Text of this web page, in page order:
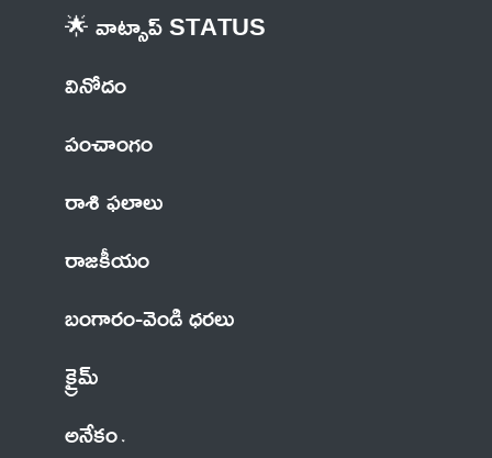
🌟 వాట్సాప్ STATUS
వినోదం
పంచాంగం
రాశి ఫలాలు
రాజకీయం
బంగారం-వెండి ధరలు
క్రైమ్
అనేకం